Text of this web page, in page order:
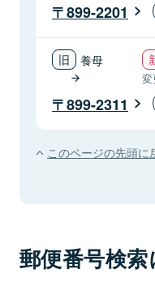
899-2201
養母
変
899-2311
このページの先頭に
郵便番号検